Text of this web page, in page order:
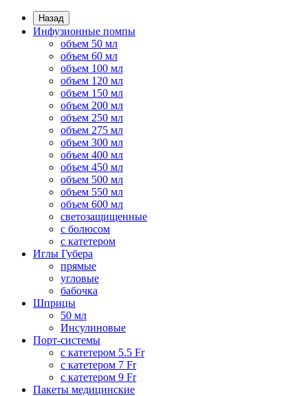
Назад
Инфузионные помпы
объем 50 мл
объем 60 мл
объем 100 мл
объем 120 мл
объем 150 мл
объем 200 мл
объем 250 мл
объем 275 мл
объем 300 мл
объем 400 мл
объем 450 мл
объем 500 мл
объем 550 мл
объем 600 мл
светозащищенные
с болюсом
с катетером
Иглы Губера
прямые
угловые
бабочка
Шприцы
50 мл
Инсулиновые
Порт-системы
с катетером 5.5 Fr
с катетером 7 Fr
с катетером 9 Fr
Пакеты медицинские